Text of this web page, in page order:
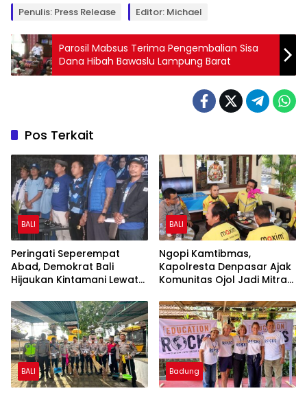
Penulis: Press Release Editor: Michael
Parosil Mabsus Terima Pengembalian Sisa
Dana Hibah Bawaslu Lampung Barat
Pos Terkait
BALI
Peringati Seperempat
Abad, Demokrat Bali
Hijaukan Kintamani Lewat
Indonesia ASRI
BALI
Ngopi Kamtibmas,
Kapolresta Denpasar Ajak
Komunitas Ojol Jadi Mitra
Kota
BALI Badung